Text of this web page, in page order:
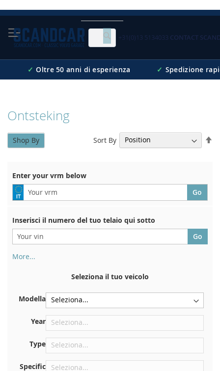
Skip
Content
Cerca
+31(0)13 5134033 CONTACT
✓ Oltre 50 anni di esperienza ✓ Spedizione
Ontsteking
Sort By
Enter your vrm below
Inserisci il numero del tuo telaio qui sotto
More...
immatricolazione. E anche in macchina
Sulla piastra inferiore del sedile anteriore destro
Centrare contro la paratia sotto il cofano
Proprio nel vano motore
Nel montante della portiera posteriore destra
Seleziona il tuo veicolo
Modella
Year
Type
Specific
Shop By